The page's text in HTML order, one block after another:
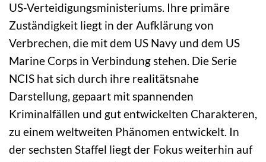
US-Verteidigungsministeriums. Ihre primäre
Zuständigkeit liegt in der Aufklärung von
Verbrechen, die mit dem US Navy und dem US
Marine Corps in Verbindung stehen. Die Serie
NCIS hat sich durch ihre realitätsnahe
Darstellung, gepaart mit spannenden
Kriminalfällen und gut entwickelten Charakteren,
zu einem weltweiten Phänomen entwickelt. In
der sechsten Staffel liegt der Fokus weiterhin auf